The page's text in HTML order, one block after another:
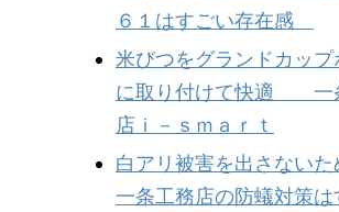
６１はすごい存在感
米びつをグランドカップ
に取り付けて快適 一
店ｉ－ｓｍａｒｔ
白アリ被害を出さない
一条工務店の防蟻対策は